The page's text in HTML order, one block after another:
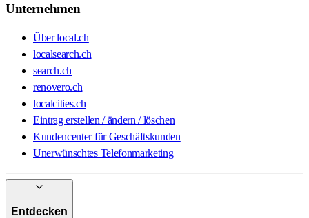
Unternehmen
Über local.ch
localsearch.ch
search.ch
renovero.ch
localcities.ch
Eintrag erstellen / ändern / löschen
Kundencenter für Geschäftskunden
Unerwünschtes Telefonmarketing
Entdecken